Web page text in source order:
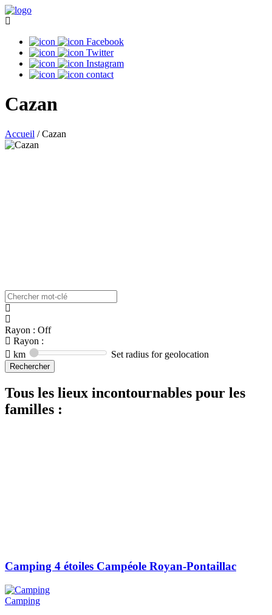
Facebook
Twitter
Instagram
contact
Cazan
Accueil / Cazan
Rayon : Off
Rayon :
km
Set radius for geolocation
Tous les lieux incontournables pour les
familles :
Camping 4 étoiles Campéole Royan-Pontaillac
Camping